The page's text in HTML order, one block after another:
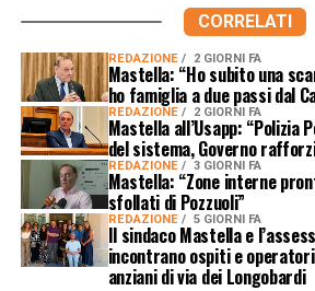
CORRELATI
REDAZIONE 2 GIORNI FA
Mastella: “Ho subito una
ho famiglia a due passi dal
REDAZIONE 2 GIORNI FA
Mastella all’Usapp: “Polizia
del sistema, Governo
REDAZIONE 3 GIORNI FA
Mastella: “Zone interne
sfollati di Pozzuoli”
REDAZIONE 5 GIORNI FA
Il sindaco Mastella e
incontrano ospiti e
anziani di via dei Longobardi